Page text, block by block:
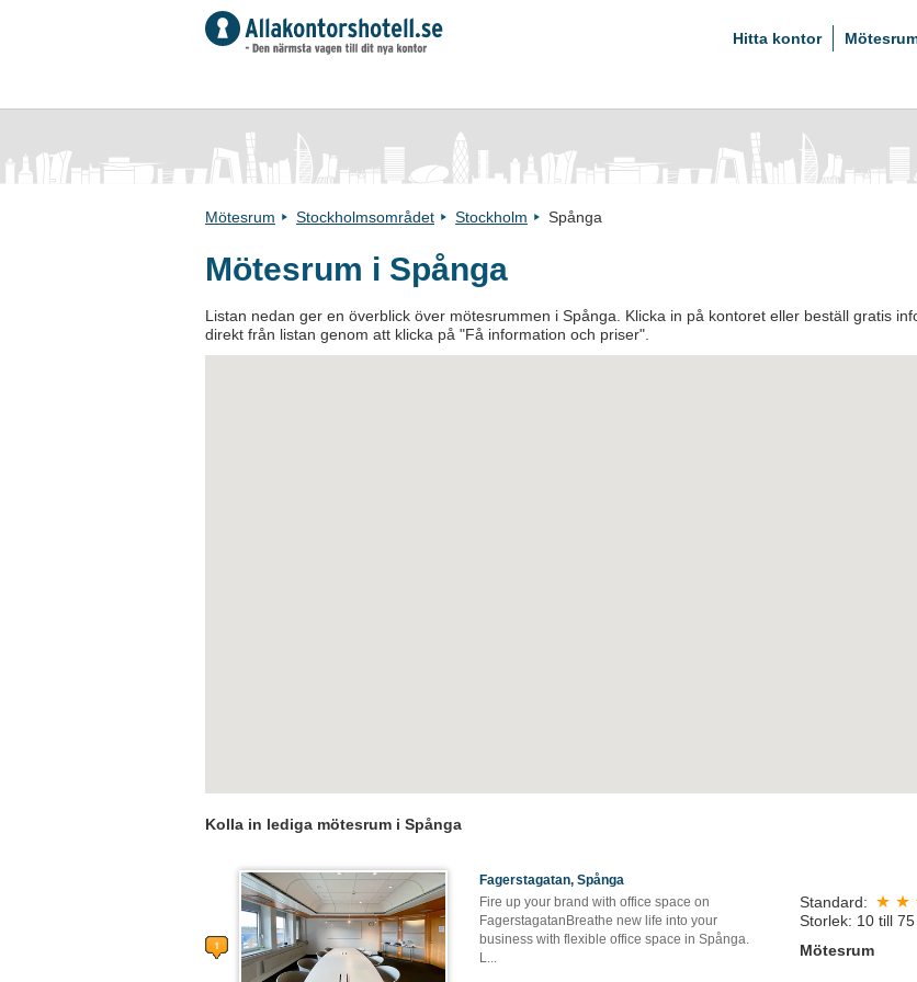
Hitta kontor
Mötesrum Stockholmsområdet Stockholm Spånga
Mötesrum i Spånga
Listan nedan ger en överblick över mötesrummen i Spånga. Klicka in på kontoret eller beställ gratis
direkt från listan genom att klicka på "Få information och priser".
Kolla in lediga mötesrum i Spånga
Fagerstagatan, Spånga
Fire up your brand with office space on
FagerstagatanBreathe new life into your
business with flexible office space in Spånga.
L...
Standard:
Storlek: 10 till 75
Mötesrum